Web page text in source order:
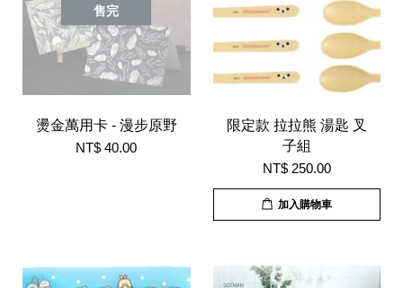
售完
燙金萬用卡 - 漫步原野
NT$ 40.00
限定款 拉拉熊 湯匙 叉
子組
NT$ 250.00
加入購物車